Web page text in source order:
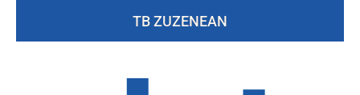
TB ZUZENEAN